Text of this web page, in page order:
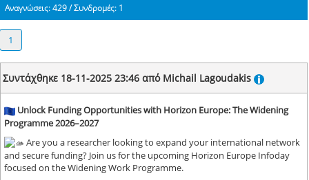
Αναγνώσεις: 429 / Συνδρομές: 1
1
Συντάχθηκε 18-11-2025 23:46 από Michail Lagoudakis
Unlock Funding Opportunities with Horizon Europe: The Widening
Programme 2026–2027
Are you a researcher looking to expand your international network
and secure funding? Join us for the upcoming Horizon Europe Infoday
focused on the Widening Work Programme.